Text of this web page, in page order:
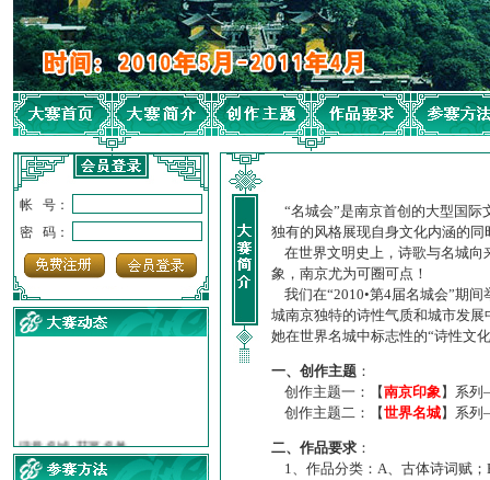
帐 号：
密 码：
·【诗意·名城】地铁展示作...
诗意名城·地铁时间
“名城会”是南京首创的大型国际
独有的风格展现自身文化内涵的
在世界文明史上，诗歌与名城向
象，南京尤为可圈可点！
我们在“2010•第4届名城会”期
城南京独特的诗性气质和城市发
她在世界名城中标志性的“诗性文
一、创作主题 ：
创作主题一：【南京印象】系
创作主题二：【世界名城】系
二、作品要求 ：
1、作品分类：A、古体诗词赋；